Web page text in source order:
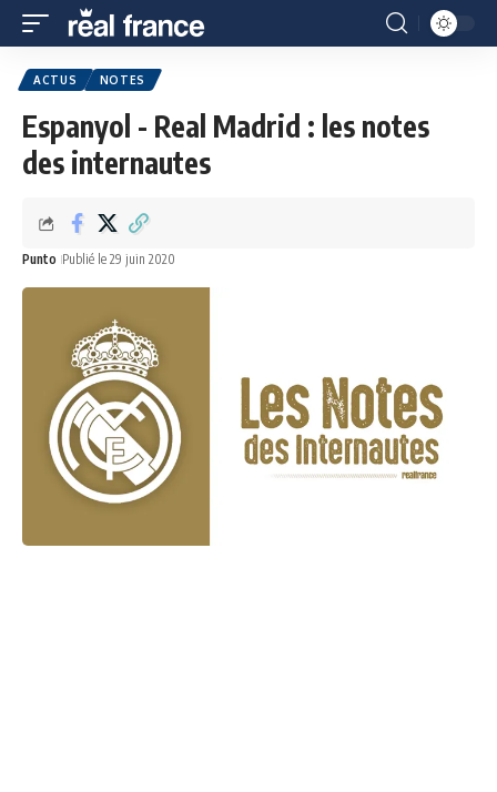
ACTUS NOTES
Espanyol - Real Madrid : les notes
des internautes
Punto Publié le 29 juin 2020